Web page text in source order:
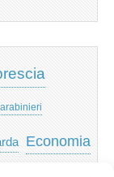
Economia